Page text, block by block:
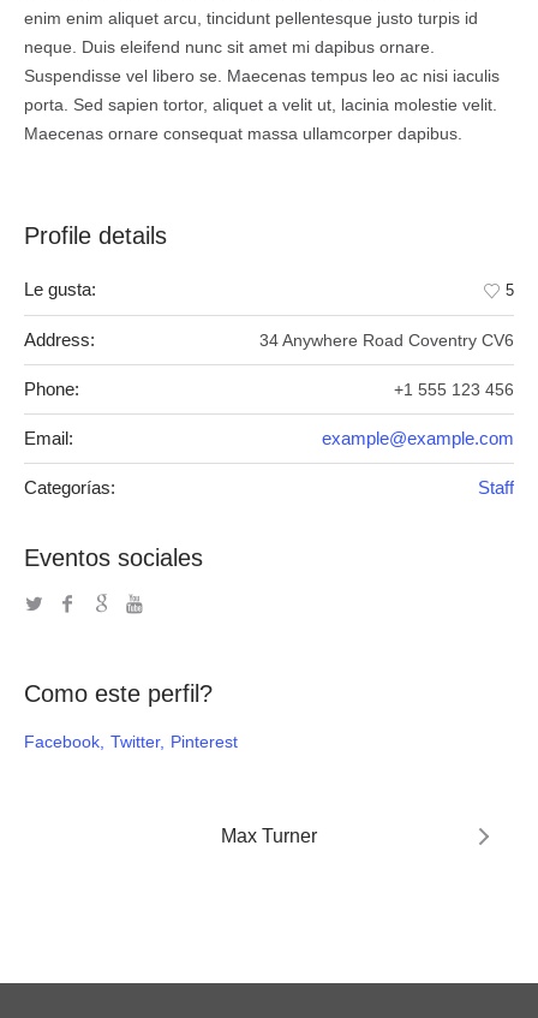
enim enim aliquet arcu, tincidunt pellentesque justo turpis id
neque. Duis eleifend nunc sit amet mi dapibus ornare.
Suspendisse vel libero se. Maecenas tempus leo ac nisi iaculis
porta. Sed sapien tortor, aliquet a velit ut, lacinia molestie velit.
Maecenas ornare consequat massa ullamcorper dapibus.
Profile details
Le gusta: 5
Address: 34 Anywhere Road Coventry CV6
Phone: +1 555 123 456
Email: example@example.com
Categorías: Staff
Eventos sociales
Como este perfil?
Facebook Twitter Pinterest
Max Turner